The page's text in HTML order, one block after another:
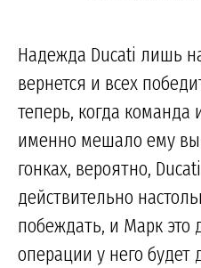
Надежда Ducati лишь
вернется и всех
теперь, когда команда
именно мешало ему
гонках, вероятно,
действительно
побеждать, и Марк это
операции у него будет